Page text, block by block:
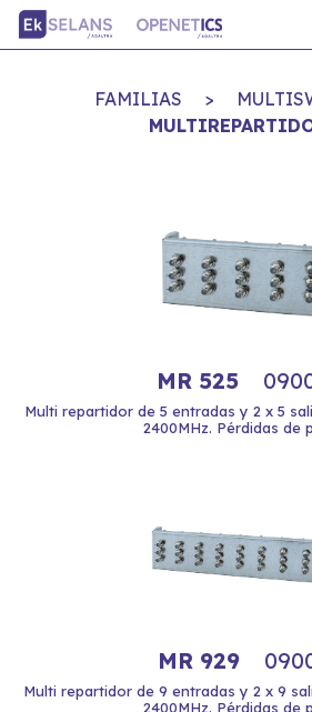
FAMILIAS >
MR 525
Multi repartidor de 5 entradas y 2 x 5
2400MHz. Pérdidas de
MR 929
Multi repartidor de 9 entradas y 2 x 9
2400MHz. Pérdidas de